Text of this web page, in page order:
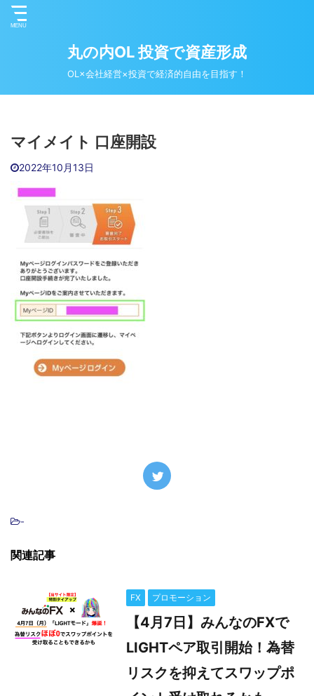
丸の内OL 投資で資産形成
OL×会社経営×投資で経済的自由を目指す！
マイメイト 口座開設
2022年10月13日
-
関連記事
FX プロモーション
【4月7日】みんなのFXで
LIGHTペア取引開始！為替
リスクを抑えてスワップポ